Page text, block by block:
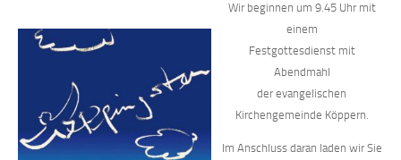
Wir beginnen um 9.45 Uhr mit
einem
Festgottesdienst mit
Abendmahl
der evangelischen
Kirchengemeinde Köppern.
Im Anschluss daran laden wir Sie